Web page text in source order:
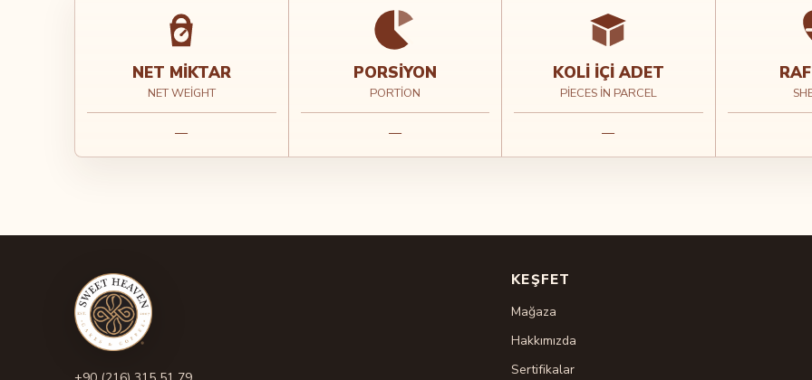
NET MIKTAR
NET WEIGHT
—
PORSIYON
PORTION
—
KOLI İÇI ADET
PIECES IN PARCEL
—
KEŞFET
Mağaza
Hakkımızda
Sertifikalar